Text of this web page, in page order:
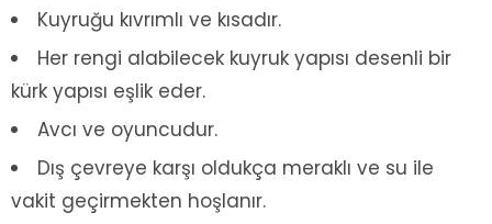
Kuyruğu kıvrımlı ve kısadır.
Her rengi alabilecek kuyruk yapısı desenli bir
kürk yapısı eşlik eder.
Avcı ve oyuncudur.
Dış çevreye karşı oldukça meraklı ve su ile
vakit geçirmekten hoşlanır.